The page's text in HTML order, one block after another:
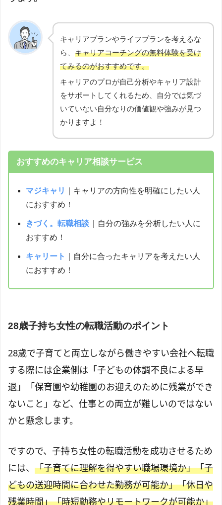
キャリアプランやライフプランを考えるな
ら、 キャリアコーチングの無料体験を受け
てみるのがおすすめです。
キャリアのプロが自己分析やキャリア設計
をサポートしてくれるため、自分では気づ
いていない自分なりの価値観や強みが見つ
かりますよ！
おすすめのキャリア相談サービス
マジキャリ
｜キャリアの方向性を明確にしたい人
におすすめ！
きづく。転職相談 ｜自分の強みを分析したい人に
おすすめ！
キャリート
｜自分に合ったキャリアを考えたい人
におすすめ！
28歳子持ち女性の転職活動のポイント
28歳で子育てと両立しながら働きやすい会社へ転職
する際には企業側は「子どもの体調不良による早
退」「保育園や幼稚園のお迎えのために残業ができ
ないこと」など、仕事との両立が難しいのではない
かと懸念します。
ですので、子持ち女性の転職活動を成功させるため
には、 「子育てに理解を得やすい職場環境か」「子
どもの送迎時間に合わせた勤務が可能か」「休日や
残業時間」「時短勤務やリモートワークが可能か」